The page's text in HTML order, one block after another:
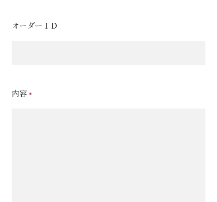
オーダーＩＤ
内容